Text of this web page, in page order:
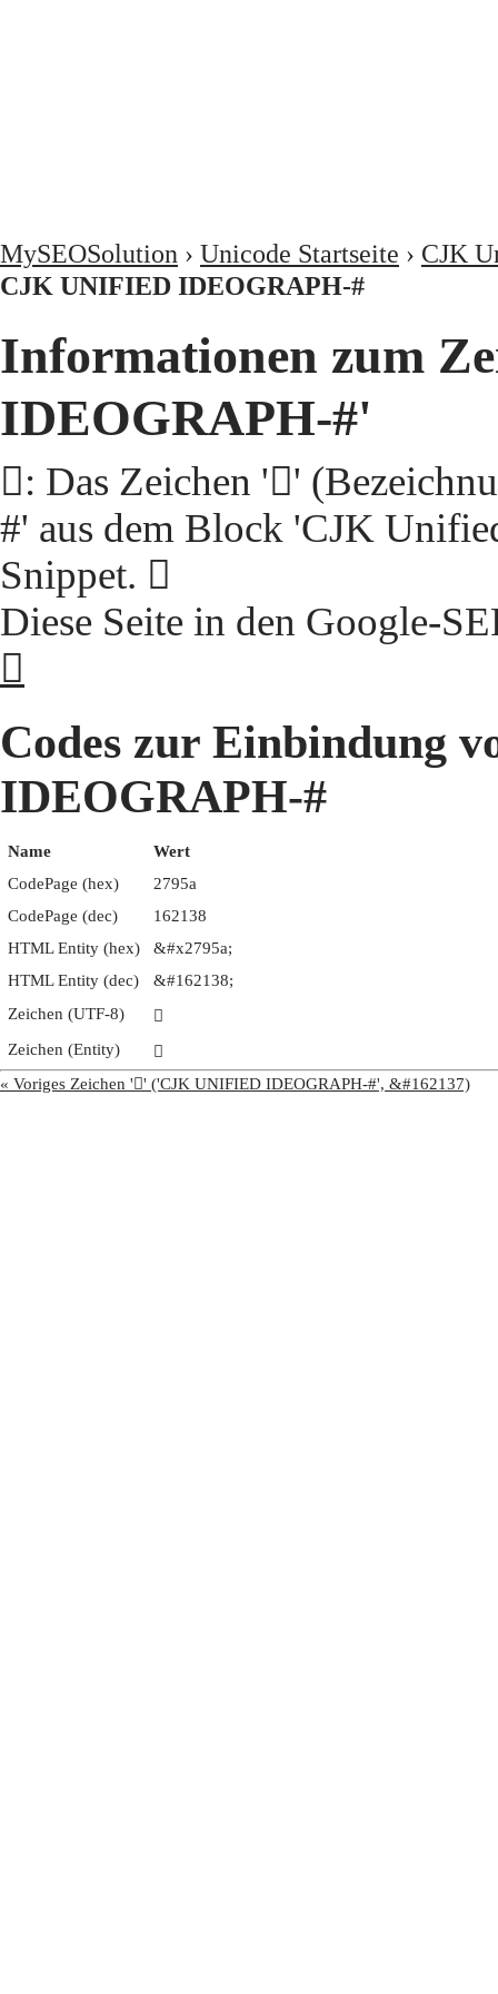
MySEOSolution › Unicode Startseite › CJK
CJK UNIFIED IDEOGRAPH-#
Informationen zum
IDEOGRAPH-#'
𧥚: Das Zeichen '𧥚'
#' aus dem Block 'CJK
Snippet. 𧥚
Diese Seite in den Google-
𧥚
Codes zur Einbindung
IDEOGRAPH-#
Name
Wert
CodePage (hex)
2795a
CodePage (dec)
162138
HTML Entity (hex)
&#x2795a;
HTML Entity (dec)
&#162138;
Zeichen (UTF-8)
𧥚
Zeichen (Entity)
𧥚
« Voriges Zeichen '𧥙' ('CJK UNIFIED IDEOGRAPH-#', &#162137)